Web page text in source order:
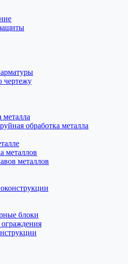
чертежу
металла
обработка металла
металлов
металлов
блоки